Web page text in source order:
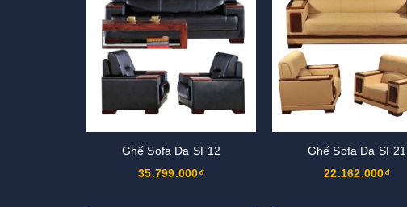
Ghế Sofa Da SF12
35.799.000₫
Ghế Sofa Da SF21
22.162.000₫